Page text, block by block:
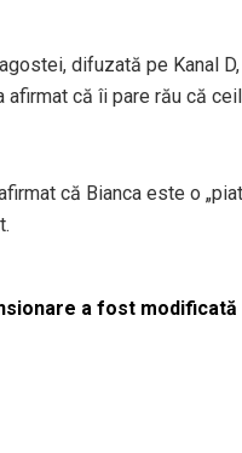
difuzată pe Kanal
afirmat că îi pare rău că
că Bianca este o
a fost